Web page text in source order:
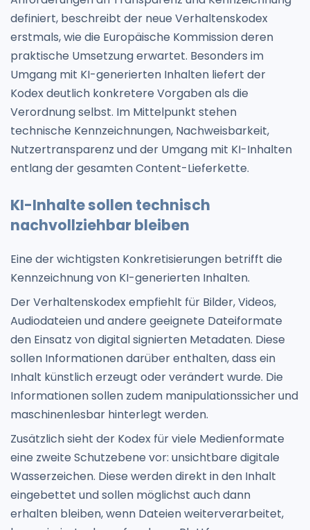
definiert, beschreibt der neue Verhaltenskodex
erstmals, wie die Europäische Kommission deren
praktische Umsetzung erwartet. Besonders im
Umgang mit KI-generierten Inhalten liefert der
Kodex deutlich konkretere Vorgaben als die
Verordnung selbst. Im Mittelpunkt stehen
technische Kennzeichnungen, Nachweisbarkeit,
Nutzertransparenz und der Umgang mit KI-Inhalten
entlang der gesamten Content-Lieferkette.
KI-Inhalte sollen technisch
nachvollziehbar bleiben
Eine der wichtigsten Konkretisierungen betrifft die
Kennzeichnung von KI-generierten Inhalten.
Der Verhaltenskodex empfiehlt für Bilder, Videos,
Audiodateien und andere geeignete Dateiformate
den Einsatz von digital signierten Metadaten. Diese
sollen Informationen darüber enthalten, dass ein
Inhalt künstlich erzeugt oder verändert wurde. Die
Informationen sollen zudem manipulationssicher und
maschinenlesbar hinterlegt werden.
Zusätzlich sieht der Kodex für viele Medienformate
eine zweite Schutzebene vor: unsichtbare digitale
Wasserzeichen. Diese werden direkt in den Inhalt
eingebettet und sollen möglichst auch dann
erhalten bleiben, wenn Dateien weiterverarbeitet,